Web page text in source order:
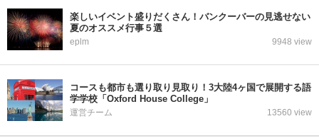
楽しいイベント盛りだくさん！バンクーバーの見逃せない
夏のオススメ行事５選
eplm 9948 view
コースも都市も選り取り見取り！3大陸4ヶ国で展開する語
学学校「Oxford House College」
運営チーム 13560 view